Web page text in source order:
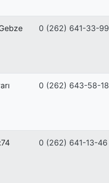
0 (262) 641-33-99
0 (262) 643-58-18
0 (262) 641-13-46